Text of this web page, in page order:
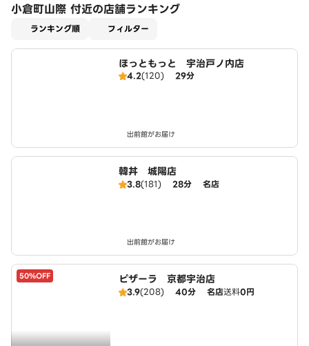
小倉町山際 付近の店舗ランキング
ランキング順 フィルター
ほっともっと 宇治戸ノ内店
4.2(120) 29分
出前館がお届け
韓丼 城陽店
3.8(181) 28分 名店
出前館がお届け
50%OFF ピザーラ 京都宇治店
3.9(208) 40分 名店送料0円